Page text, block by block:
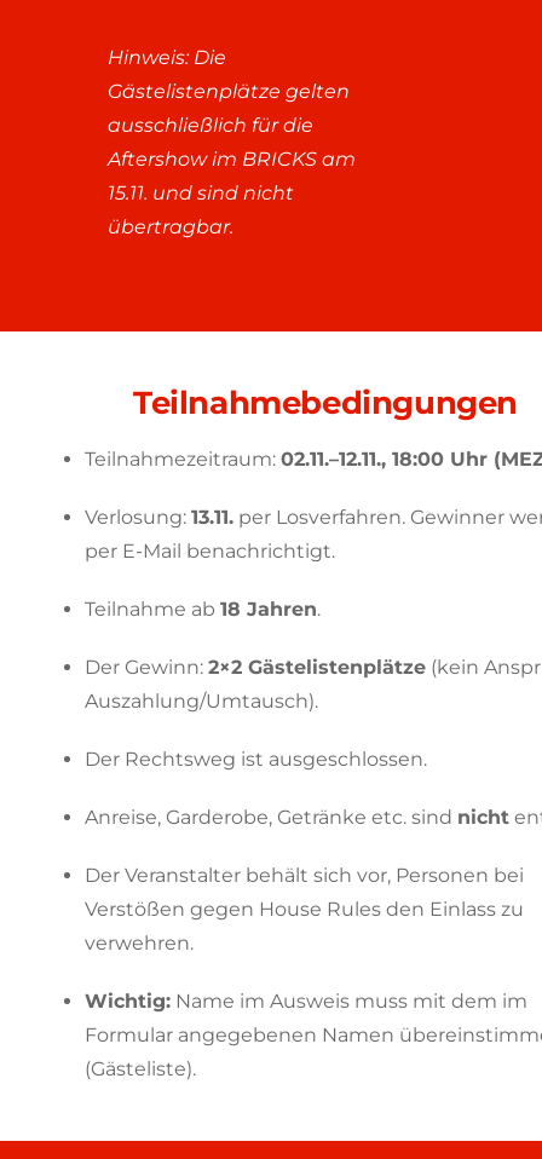
Hinweis: Die
Gästelistenplätze gelten
ausschließlich für die
Aftershow im BRICKS am
15.11. und sind nicht
übertragbar.
Teilnahmebedingungen
Teilnahmezeitraum: 02.11.–12.11., 18:00 Uhr
Verlosung: 13.11.per Losverfahren. Gewinner
per E-Mail benachrichtigt.
Teilnahme ab 18 Jahren.
Der Gewinn: 2×2 Gästelistenplätze(kein
Auszahlung/Umtausch).
Der Rechtsweg ist ausgeschlossen.
Anreise, Garderobe, Getränke etc. sind nicht
Der Veranstalter behält sich vor, Personen bei
Verstößen gegen House Rules den Einlass zu
verwehren.
Wichtig:Name im Ausweis muss mit dem im
Formular angegebenen Namen
(Gästeliste).